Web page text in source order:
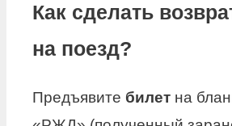
Как сделать
на поезд?
Предъявите билет на